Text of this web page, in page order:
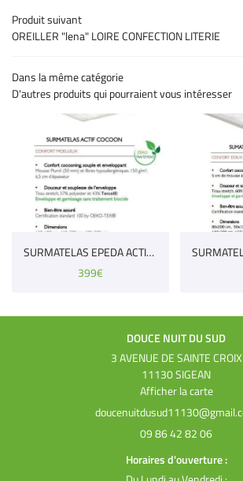
PROMO - COUP DE ❤️
Produit suivant
OREILLER "lena" LOIRE CONFECTION LITERIE
Dans la même catégorie
D'autres produits qui pourraient vous intéresser
SURMATELAS EPEDA ACTIF COCCON
399€
DOUCE NUIT DU SUD
3 AVENUE DE SAINTE CROIX
11130 SIGEAN
Afficher la carte
09 86 42 82 06
Horaires d'ouverture :